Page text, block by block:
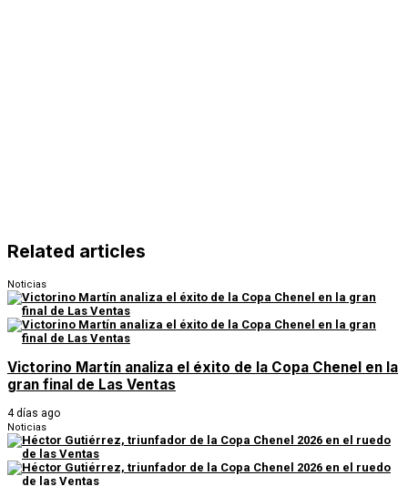
Related articles
Noticias
Victorino Martín analiza el éxito de la Copa Chenel en la
gran final de Las Ventas
4 días ago
Noticias